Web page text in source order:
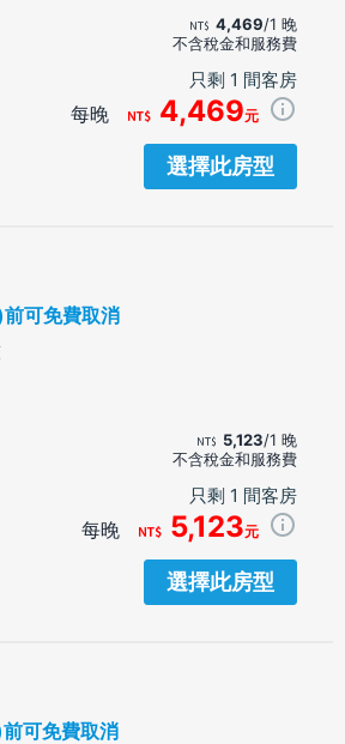
4,469/1 晚
不含稅金和服務費
只剩 1 間客房
每晚 4,469元
選擇此房型
可免費取消
5,123/1 晚
不含稅金和服務費
只剩 1 間客房
每晚 5,123元
選擇此房型
可免費取消